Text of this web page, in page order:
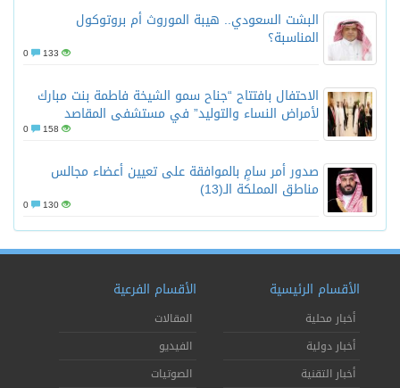
البشت السعودي.. هيبة الموروث أم بروتوكول
المناسبة؟
133
الاحتفال بافتتاح “جناح سمو الشيخة فاطمة بنت مبارك
لأمراض النساء والتوليد” في مستشفى المقاصد
158
صدور أمر سامٍ بالموافقة على تعيين أعضاء مجالس
مناطق المملكة الـ(13)
130
الأقسام الرئيسية
أخبار محلية
أخبار دولية
أخبار التقنية
الأقسام الفرعية
المقالات
الفيديو
الصوتيات